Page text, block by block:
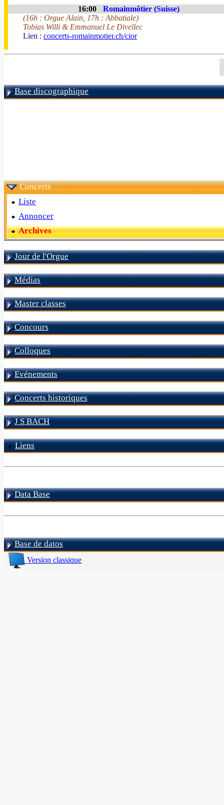
16:00
Romainmôtier (Suisse)
(16h : Orgue Alain, 17h : Abbatiale)
Tobias Willi & Emmanuel Le Divellec
Lien : concerts-romainmotier.ch/cior
Base discographique
Concerts
Liste
Annoncer
Archives
Jour de l'Orgue
Médias
Master classes
Concours
Colloques
Evénements
Concerts historiques
J S BACH
Liens
Data Base
Base de datos
Version classique